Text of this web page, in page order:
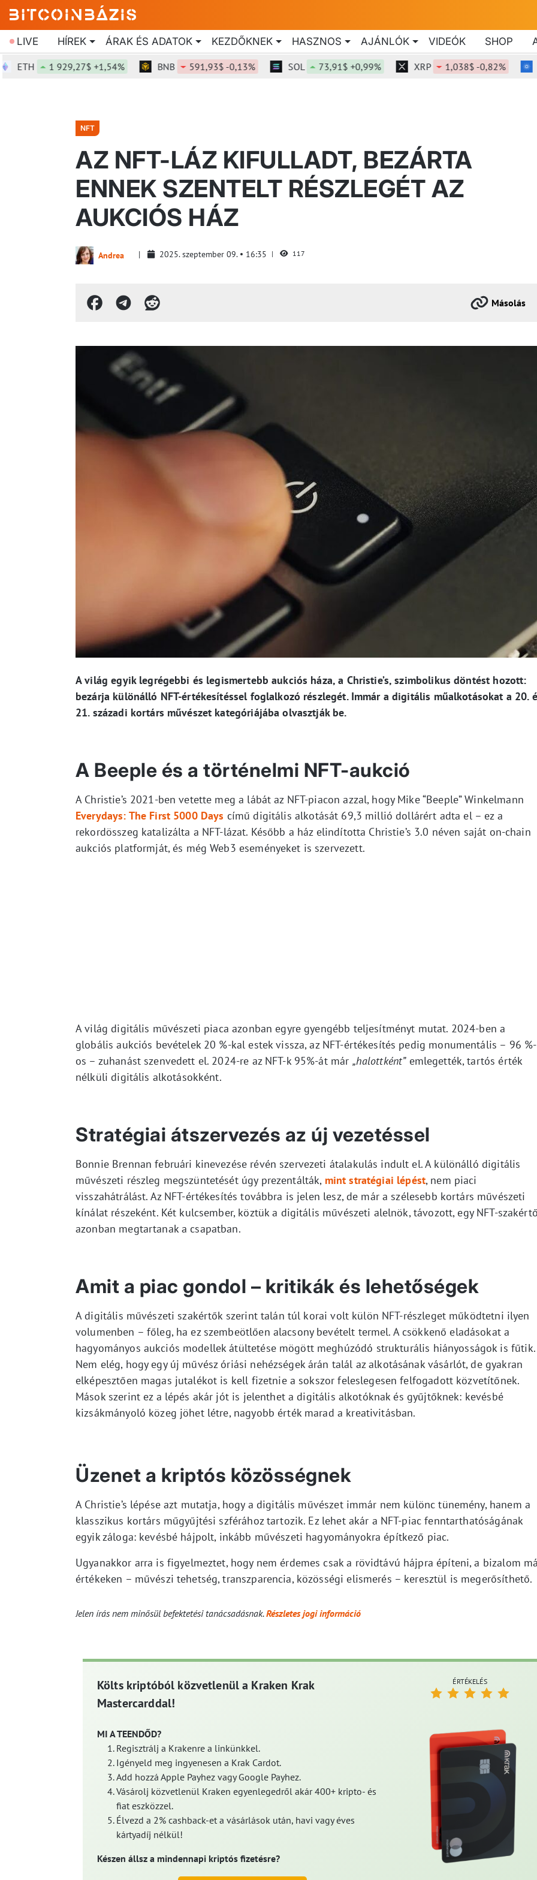
LIVE HÍREK ÁRAK ÉS ADATOK KEZDŐKNEK HASZNOS AJÁNLÓK VIDEÓK SHOP
1 929,27$ +1,54% BNB 591,93$ -0,13% SOL 73,91$ +0,99% XRP 1,038$ -0,82% ADA
NFT
AZ NFT-LÁZ KIFULLADT, BEZÁRTA
ENNEK SZENTELT RÉSZLEGÉT AZ
AUKCIÓS HÁZ
Andrea 2025. szeptember 09. 16:35 117
Másolás
A világ egyik legrégebbi és legismertebb aukciós háza, a Christie’s, szimbolikus döntést hozott:
bezárja különálló NFT-értékesítéssel foglalkozó részlegét. Immár a digitális műalkotásokat a 20.
21. századi kortárs művészet kategóriájába olvasztják be.
A Beeple és a történelmi NFT-aukció
A Christie’s 2021-ben vetette meg a lábát az NFT-piacon azzal, hogy Mike “Beeple” Winkelmann
Everydays: The First 5000 Days című digitális alkotását 69,3 millió dollárért adta el – ez a
rekordösszeg katalizálta a NFT-lázat. Később a ház elindította Christie’s 3.0 néven saját on-chain
aukciós platformját, és még Web3 eseményeket is szervezett.
A világ digitális művészeti piaca azonban egyre gyengébb teljesítményt mutat. 2024-ben a
globális aukciós bevételek 20 %-kal estek vissza, az NFT-értékesítés pedig monumentális – 96 %-
os – zuhanást szenvedett el. 2024-re az NFT-k 95%-át már „halottként”emlegették, tartós érték
nélküli digitális alkotásokként.
Stratégiai átszervezés az új vezetéssel
Bonnie Brennan februári kinevezése révén szervezeti átalakulás indult el. A különálló digitális
művészeti részleg megszüntetését úgy prezentálták, mint stratégiai lépést, nem piaci
visszahátrálást. Az NFT-értékesítés továbbra is jelen lesz, de már a szélesebb kortárs művészeti
kínálat részeként. Két kulcsember, köztük a digitális művészeti alelnök, távozott, egy NFT-
azonban megtartanak a csapatban.
Amit a piac gondol – kritikák és lehetőségek
A digitális művészeti szakértők szerint talán túl korai volt külön NFT-részleget működtetni ilyen
volumenben – főleg, ha ez szembeötlően alacsony bevételt termel. A csökkenő eladásokat a
hagyományos aukciós modellek átültetése mögött meghúzódó strukturális hiányosságok is fűtik.
Nem elég, hogy egy új művész óriási nehézségek árán talál az alkotásának vásárlót, de gyakran
elképesztően magas jutalékot is kell fizetnie a sokszor feleslegesen felfogadott közvetítőnek.
Mások szerint ez a lépés akár jót is jelenthet a digitális alkotóknak és gyűjtőknek: kevésbé
kizsákmányoló közeg jöhet létre, nagyobb érték marad a kreativitásban.
Üzenet a kriptós közösségnek
A Christie’s lépése azt mutatja, hogy a digitális művészet immár nem különc tünemény, hanem a
klasszikus kortárs műgyűjtési szférához tartozik. Ez lehet akár a NFT-piac fenntarthatóságának
egyik záloga: kevésbé hájpolt, inkább művészeti hagyományokra építkező piac.
Ugyanakkor arra is figyelmeztet, hogy nem érdemes csak a rövidtávú hájpra építeni, a bizalom
értékeken – művészi tehetség, transzparencia, közösségi elismerés – keresztül is megerősíthető.
Jelen írás nem minősül befektetési tanácsadásnak.Részletes jogi információ
Költs kriptóból közvetlenül a Kraken Krak
Mastercarddal!
MI A TEENDŐD?
Regisztrálj a Krakenre a linkünkkel.
Igényeld meg ingyenesen a Krak Cardot.
Add hozzá Apple Payhez vagy Google Payhez.
Vásárolj közvetlenül Kraken egyenlegedről akár 400+ kripto- és
fiat eszközzel.
Élvezd a 2% cashback-et a vásárlások után, havi vagy éves
kártyadíj nélkül!
Készen állsz a mindennapi kriptós fizetésre?
ÉRTÉKELÉS